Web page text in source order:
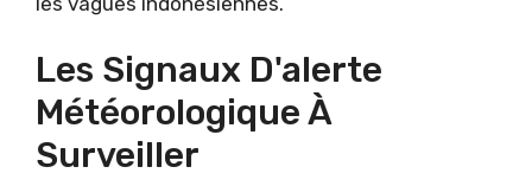
Les Signaux D'alerte
Météorologique À
Surveiller